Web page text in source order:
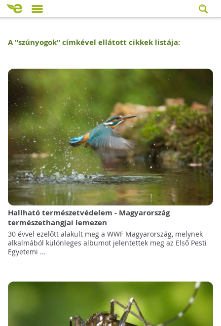
A "szúnyogok" címkével ellátott cikkek listája:
Hallható természetvédelem - Magyarország
természethangjai lemezen
30 évvel ezelőtt alakult meg a WWF Magyarország, melynek
alkalmából különleges albumot jelentettek meg az Első Pesti
Egyetemi ...